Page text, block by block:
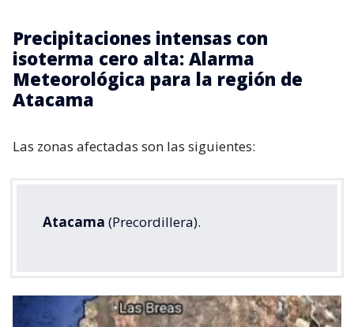
Precipitaciones intensas con
isoterma cero alta: Alarma
Meteorológica para la región de
Atacama
Las zonas afectadas son las siguientes:
Atacama (Precordillera).